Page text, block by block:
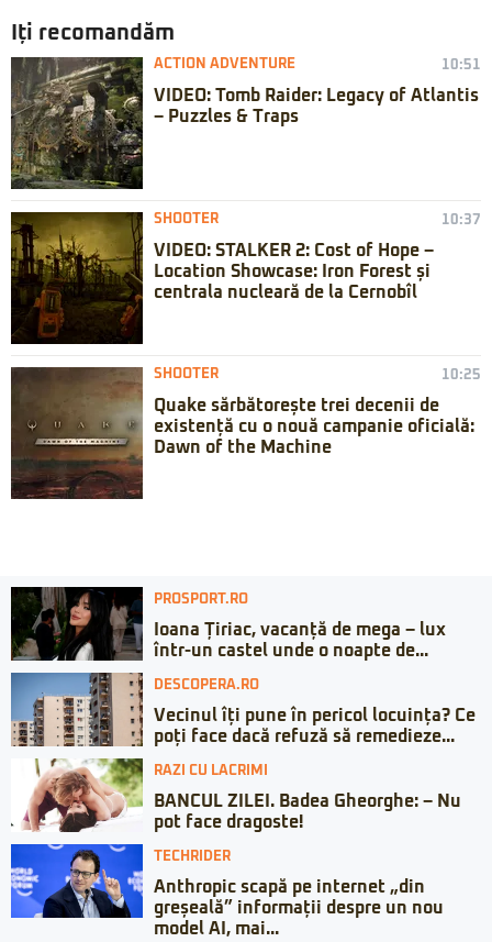
Iți recomandăm
ACTION ADVENTURE 10:51
VIDEO: Tomb Raider: Legacy of Atlantis
– Puzzles & Traps
SHOOTER 10:37
VIDEO: STALKER 2: Cost of Hope –
Location Showcase: Iron Forest și
centrala nucleară de la Cernobîl
SHOOTER 10:25
Quake sărbătorește trei decenii de
existență cu o nouă campanie oficială:
Dawn of the Machine
PROSPORT.RO
Ioana Țiriac, vacanță de mega – lux
într-un castel unde o noapte de...
DESCOPERA.RO
Vecinul îți pune în pericol locuința? Ce
poți face dacă refuză să remedieze...
RAZI CU LACRIMI
BANCUL ZILEI. Badea Gheorghe: – Nu
pot face dragoste!
TECHRIDER
Anthropic scapă pe internet „din
greșeală” informații despre un nou
model AI, mai...